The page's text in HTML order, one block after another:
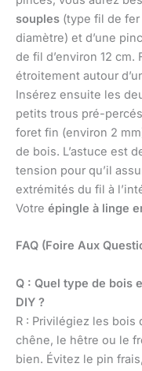
souples (type fil de fer
diamètre) et d’une
de fil d’environ 12 cm.
étroitement autour
Insérez ensuite les
petits trous pré-percés
foret fin (environ 2
de bois. L’astuce est
tension pour qu’il
extrémités du fil à
Votre épingle à linge
FAQ (Foire Aux
Q : Quel type de bois
DIY ?
R : Privilégiez les
chêne, le hêtre ou le
bien. Évitez le pin